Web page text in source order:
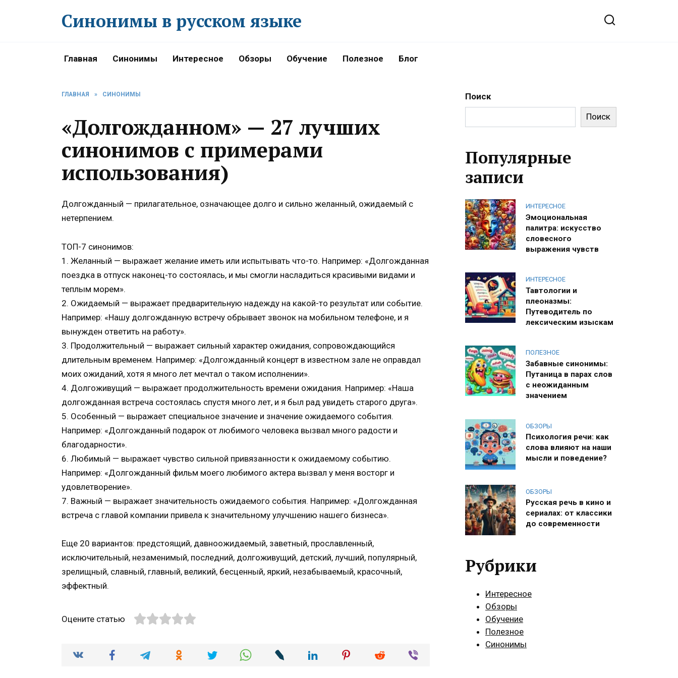
Синонимы в русском языке
Главная Синонимы Интересное Обзоры Обучение Полезное Блог
ГЛАВНАЯ » СИНОНИМЫ
«Долгожданном» — 27 лучших
синонимов с примерами
использования)
Долгожданный — прилагательное, означающее долго и сильно желанный, ожидаемый с
нетерпением.
ТОП-7 синонимов:
1. Желанный — выражает желание иметь или испытывать что-то. Например: «Долгожданная
поездка в отпуск наконец-то состоялась, и мы смогли насладиться красивыми видами и
теплым морем».
2. Ожидаемый — выражает предварительную надежду на какой-то результат или событие.
Например: «Нашу долгожданную встречу обрывает звонок на мобильном телефоне, и я
вынужден ответить на работу».
3. Продолжительный — выражает сильный характер ожидания, сопровождающийся
длительным временем. Например: «Долгожданный концерт в известном зале не оправдал
моих ожиданий, хотя я много лет мечтал о таком исполнении».
4. Долгоживущий — выражает продолжительность времени ожидания. Например: «Наша
долгожданная встреча состоялась спустя много лет, и я был рад увидеть старого друга».
5. Особенный — выражает специальное значение и значение ожидаемого события.
Например: «Долгожданный подарок от любимого человека вызвал много радости и
благодарности».
6. Любимый — выражает чувство сильной привязанности к ожидаемому событию.
Например: «Долгожданный фильм моего любимого актера вызвал у меня восторг и
удовлетворение».
7. Важный — выражает значительность ожидаемого события. Например: «Долгожданная
встреча с главой компании привела к значительному улучшению нашего бизнеса».
Еще 20 вариантов: предстоящий, давноожидаемый, заветный, прославленный,
исключительный, незаменимый, последний, долгоживущий, детский, лучший, популярный,
зрелищный, славный, главный, великий, бесценный, яркий, незабываемый, красочный,
эффектный.
Оцените статью
Поиск
Поиск
Популярные
записи
ИНТЕРЕСНОЕ
Эмоциональная
палитра: искусство
словесного
выражения чувств
ИНТЕРЕСНОЕ
Тавтологии и
плеоназмы:
Путеводитель по
лексическим изыскам
ПОЛЕЗНОЕ
Забавные синонимы:
Путаница в парах слов
с неожиданным
значением
ОБЗОРЫ
Психология речи: как
слова влияют на наши
мысли и поведение?
ОБЗОРЫ
Русская речь в кино и
сериалах: от классики
до современности
Рубрики
Интересное
Обзоры
Обучение
Полезное
Синонимы